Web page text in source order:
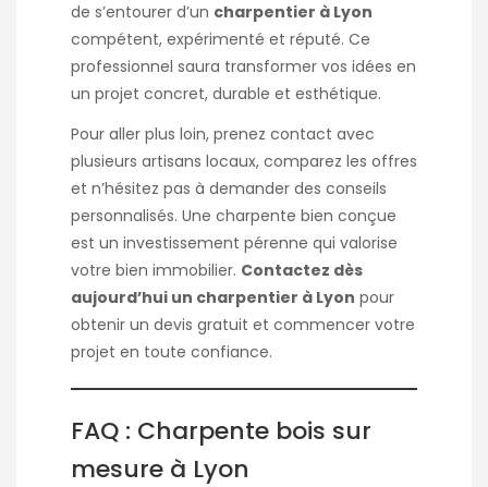
de s’entourer d’un charpentier à Lyon
compétent, expérimenté et réputé. Ce
professionnel saura transformer vos idées en
un projet concret, durable et esthétique.
Pour aller plus loin, prenez contact avec
plusieurs artisans locaux, comparez les offres
et n’hésitez pas à demander des conseils
personnalisés. Une charpente bien conçue
est un investissement pérenne qui valorise
votre bien immobilier. Contactez dès
aujourd’hui un charpentier à Lyon pour
obtenir un devis gratuit et commencer votre
projet en toute confiance.
FAQ : Charpente bois sur
mesure à Lyon